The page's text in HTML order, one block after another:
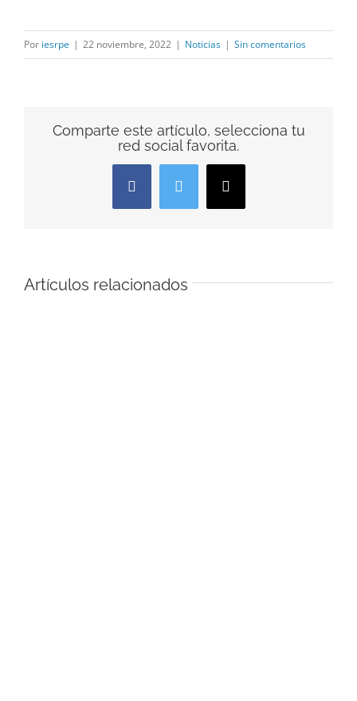
Por iesrpe | 22 noviembre, 2022 | Noticias | Sin comentarios
Comparte este artículo, selecciona tu
red social favorita.
FacebookTwitter
Correo
electrónico
Artículos relacionados